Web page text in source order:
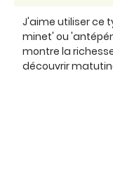
J'aime utiliser ce
minet' ou
montre la
découvrir